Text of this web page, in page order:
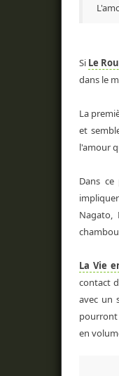
Si Le
dans le
La
et
l'amour
Dans
Nagato,
La Vie
contact
avec un
pourront
en